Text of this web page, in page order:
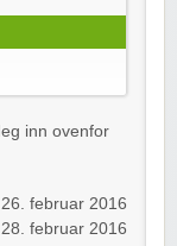
inn ovenfor
26. februar 2016
28. februar 2016